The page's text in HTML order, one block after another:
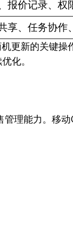
报价记录、权
享、任务协作
更新的关键操
化。
理能力。移